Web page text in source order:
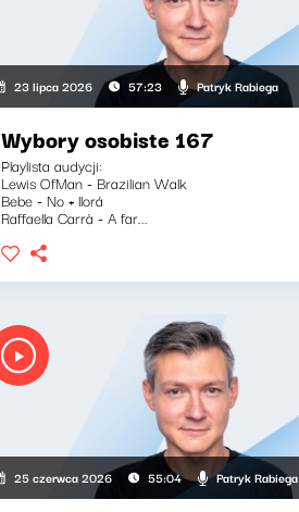
23 lipca 2026 57:23 Patryk Rabiega
Wybory osobiste 167
Playlista audycji:
Lewis OfMan - Brazilian Walk
Bebe - No + llorá
Raffaella Carrà - A far...
25 czerwca 2026 55:04 Patryk Rabiega